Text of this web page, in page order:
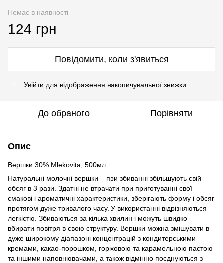
Немає в наявності
124 грн
Повідомити, коли з'явиться
Увійти для відображення накопичувальної знижки
До обраного Порівняти
Опис
Вершки 30% Mlekovita, 500мл
Натуральні молочні вершки – при збиванні збільшують свій
обсяг в 3 рази. Здатні не втрачати при приготуванні свої
смакові і ароматичні характеристики, зберігають форму і обсяг
протягом дуже тривалого часу. У використанні відрізняються
легкістю. Збиваються за кілька хвилин і можуть швидко
вбирати повітря в свою структуру. Вершки можна змішувати в
дуже широкому діапазоні концентрацій з кондитерськими
кремами, какао-порошком, горіховою та карамельною пастою
та іншими наповнювачами, а також відмінно поєднуються з